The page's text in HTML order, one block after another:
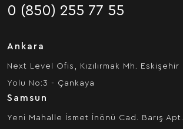
0 (850) 255 77 55
Ankara
Next Level Ofis, Kızılırmak Mh. Eskişehir
Yolu No:3 - Çankaya
Samsun
Yeni Mahalle İsmet İnönü Cad. Barış Apt.